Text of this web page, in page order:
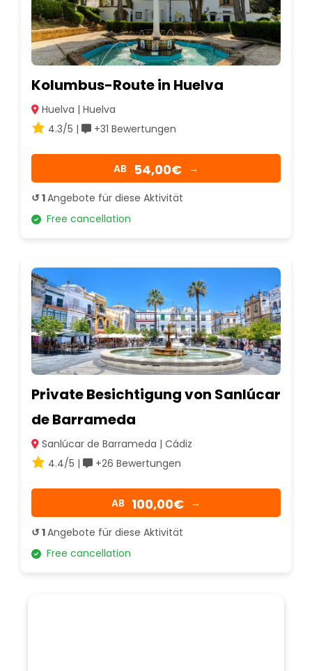
Kolumbus-Route in Huelva
Huelva | Huelva
4.3/5 |
+31 Bewertungen
AB 54,00€ →
↺ 1Angebote für diese Aktivität
Free cancellation
Private Besichtigung von Sanlúcar
de Barrameda
Sanlúcar de Barrameda | Cádiz
4.4/5 |
+26 Bewertungen
AB 100,00€ →
↺ 1Angebote für diese Aktivität
Free cancellation